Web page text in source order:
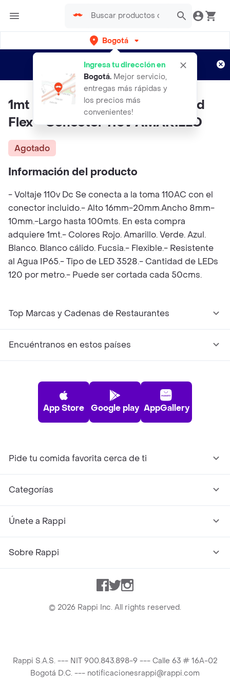
Bogotá
Ingresa tu dirección en
Bogotá. Mejor servicio,
entregas más rápidas y
los precios más
convenientes!
envíos gratis por semanas
Aplican TyC
1mt Flexible Cable Luminoso Led
Flex + Conector 110v AMARILLO
Agotado
Información del producto
- Voltaje 110v Dc Se conecta a la toma 110AC con el
conector incluido.- Alto 16mm-20mm.Ancho 8mm-
10mm.-Largo hasta 100mts. En esta compra
adquiere 1mt.- Colores Rojo. Amarillo. Verde. Azul.
Blanco. Blanco cálido. Fucsia.- Flexible.- Resistente
al Agua IP65.- Tipo de LED 3528.- Cantidad de LEDs
120 por metro.- Puede ser cortada cada 50cms.
Top Marcas y Cadenas de Restaurantes
Encuéntranos en estos países
App Store Google play AppGallery
Pide tu comida favorita cerca de ti
Categorías
Únete a Rappi
Sobre Rappi
Facebook
TwitterInstagram
© 2026 Rappi Inc. All rights reserved.
Rappi S.A.S. --- NIT 900.843.898-9 --- Calle 63 # 16A-02
Bogotá D.C. --- notificacionesrappi@rappi.com